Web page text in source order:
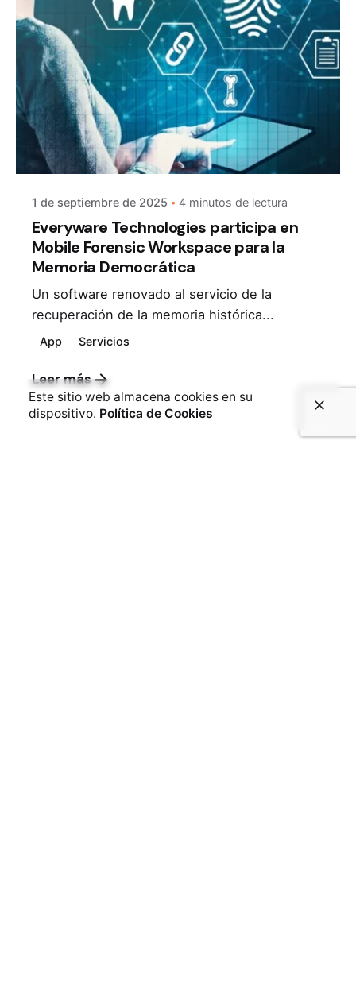
1 de septiembre de 2025 4 minutos de lectura
Everyware Technologies participa en
Mobile Forensic Workspace para la
Memoria Democrática
Un software renovado al servicio de la
recuperación de la memoria histórica...
App Servicios
Leer más
Este sitio web almacena cookies en su
dispositivo. Política de Cookies